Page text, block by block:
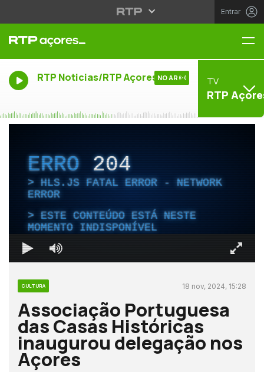
Entrar
RTP Noticias/RTP Açores NO AR TV
RTP
ERRO204
HLS.JS FATAL ERROR - NETWORK
ERROR
ESTE CONTEÚDO ESTÁ NESTE
MOMENTO INDISPONÍVEL
CULTURA 18 nov, 2024, 15:28
Associação Portuguesa
das Casas Históricas
inaugurou delegação nos
Açores